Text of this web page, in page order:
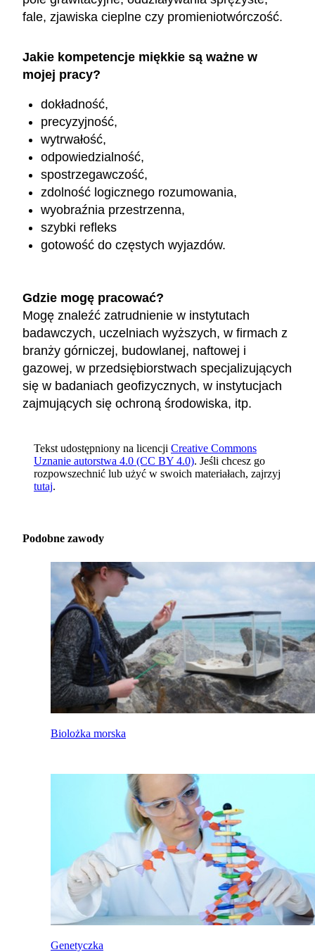
fale, zjawiska cieplne czy promieniotwórczość.
Jakie kompetencje miękkie są ważne w
mojej pracy?
dokładność,
precyzyjność,
wytrwałość,
odpowiedzialność,
spostrzegawczość,
zdolność logicznego rozumowania,
wyobraźnia przestrzenna,
szybki refleks
gotowość do częstych wyjazdów.
Gdzie mogę pracować?
Mogę znaleźć zatrudnienie w instytutach
badawczych, uczelniach wyższych, w firmach z
branży górniczej, budowlanej, naftowej i
gazowej, w przedsiębiorstwach specjalizujących
się w badaniach geofizycznych, w instytucjach
zajmujących się ochroną środowiska, itp.
Tekst udostępniony na licencji Creative Commons
Uznanie autorstwa 4.0 (CC BY 4.0). Jeśli chcesz go
rozpowszechnić lub użyć w swoich materiałach, zajrzyj
tutaj.
Podobne zawody
Biolożka morska
Genetyczka